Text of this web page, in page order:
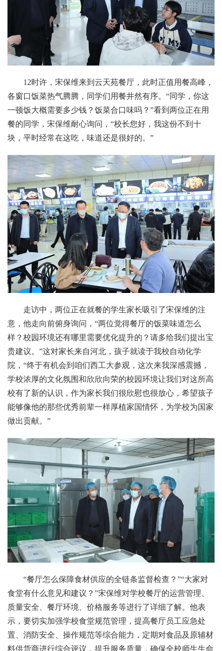
12时许，宋保维来到云天苑餐厅，此时正值用餐高峰，
各窗口饭菜热气腾腾，同学们用餐井然有序。“同学，你这
一顿饭大概需要多少钱？饭菜合口味吗？”看到两位正在用
餐的同学，宋保维耐心询问，“校长您好，我这份不到十
块，平时经常在这吃，味道还是很好的。”
走访中，两位正在就餐的学生家长吸引了宋保维的注
意，他走向前俯身询问，“两位觉得餐厅的饭菜味道怎么
样？校园环境还有哪里需要优化提升的？请多给我们提出宝
贵建议。”这对家长来自河北，孩子就读于我校自动化学
院，“终于有机会到咱们西工大参观，这次来我深感震撼，
学校浓厚的文化氛围和欣欣向荣的校园环境让我们对这所高
校有了新的认识，作为家长我们很欣慰也很放心，希望孩子
能够像他的那些优秀前辈一样厚植家国情怀，为学校为国家
做出贡献。”
“餐厅怎么保障食材供应的全链条监督检查？”“大家对
食堂有什么意见和建议？”宋保维对学校餐厅的运营管理、
质量安全、餐厅环境、价格服务等进行了详细了解。他表
示，要切实加强学校食堂规范管理，提高餐厅员工应急处
置、消防安全、操作规范等综合能力，定期对食品及原辅材
料供货商进行综合评议，提升服务质量，确保全校师生生命